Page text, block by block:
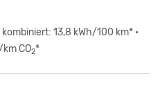
13,8 kWh/100 km* •
CO2*